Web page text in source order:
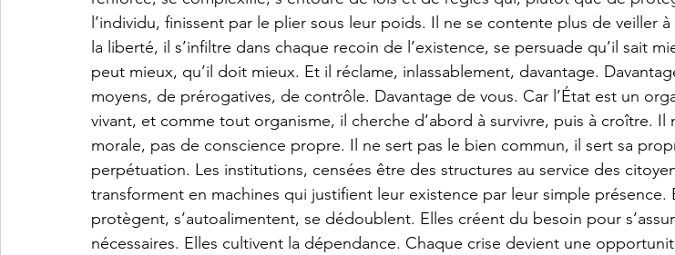
l’individu, finissent par le plier sous leur poids. Il ne se contente plus de veiller à
la liberté, il s’infiltre dans chaque recoin de l’existence, se persuade qu’il sait
peut mieux, qu’il doit mieux. Et il réclame, inlassablement, davantage.
moyens, de prérogatives, de contrôle. Davantage de vous. Car l’État est un
vivant, et comme tout organisme, il cherche d’abord à survivre, puis à croître. Il
morale, pas de conscience propre. Il ne sert pas le bien commun, il sert sa
perpétuation. Les institutions, censées être des structures au service des
transforment en machines qui justifient leur existence par leur simple présence.
protègent, s’autoalimentent, se dédoublent. Elles créent du besoin pour
nécessaires. Elles cultivent la dépendance. Chaque crise devient une